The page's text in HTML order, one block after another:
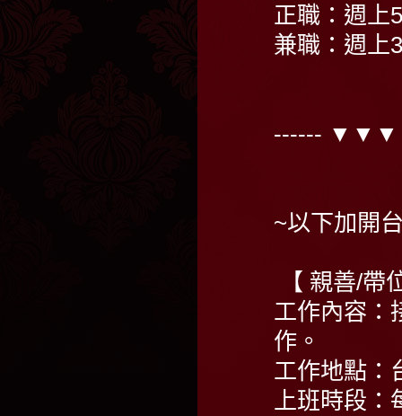
正職：週上
兼職：週上
------
~以下加開
【 親善/帶
工作內容：
作。
工作地點：
上班時段：